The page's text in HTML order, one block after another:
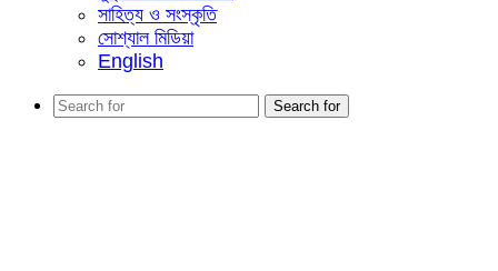
সাহিত্য ও সংস্কৃতি
সোশ্যাল মিডিয়া
English
Search for